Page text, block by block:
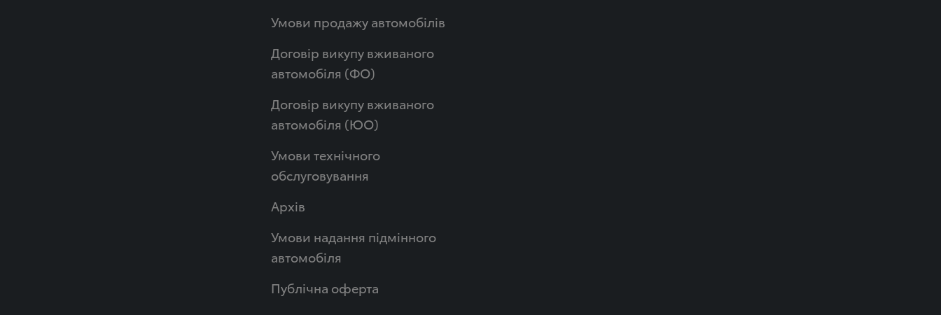
Умови продажу автомобілів
Договір викупу вживаного
автомобіля (ФО)
Договір викупу вживаного
автомобіля (ЮО)
Умови технічного
обслуговування
Архів
Умови надання підмінного
автомобіля
Публічна оферта